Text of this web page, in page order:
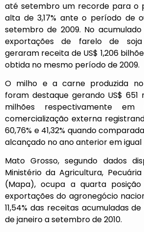
até setembro um recorde para o
alta de 3,17% ante o período de
setembro de 2009. No
exportações de farelo de soja
geraram receita de US$ 1,206
obtida no mesmo período de 2009.
O milho e a carne produzida
foram destaque gerando US$ 651
milhões respectivamente
comercialização externa
60,76% e 41,32% quando
alcançado no ano anterior em igual
Mato Grosso, segundo dados
Ministério da Agricultura,
(Mapa), ocupa a quarta posição
exportações do agronegócio
11,54% das receitas acumuladas de
de janeiro a setembro de 2010.